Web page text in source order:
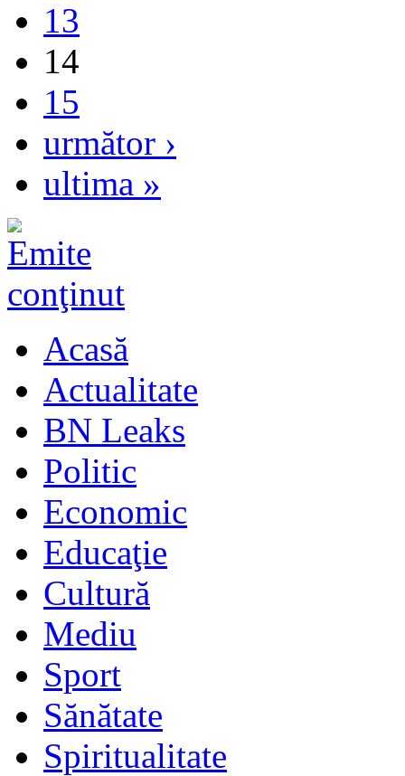
13
14
15
următor ›
ultima »
Acasă
Actualitate
BN Leaks
Politic
Economic
Educaţie
Cultură
Mediu
Sport
Sănătate
Spiritualitate